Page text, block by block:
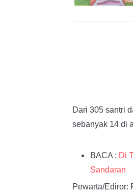
Dari 305 santri
sebanyak 14 di
BACA : Di
Sandaran
Pewarta/Ediror: